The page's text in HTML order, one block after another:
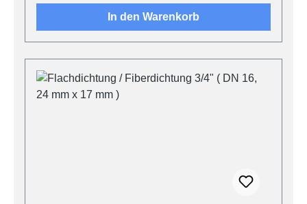
In den Warenkorb